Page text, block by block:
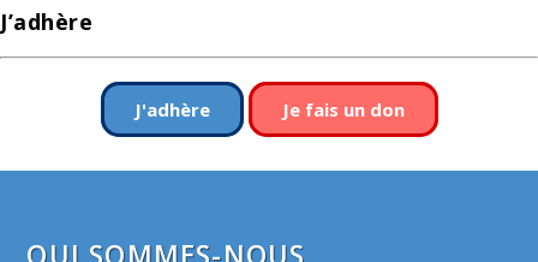
J’adhère
J'adhère Je fais un don